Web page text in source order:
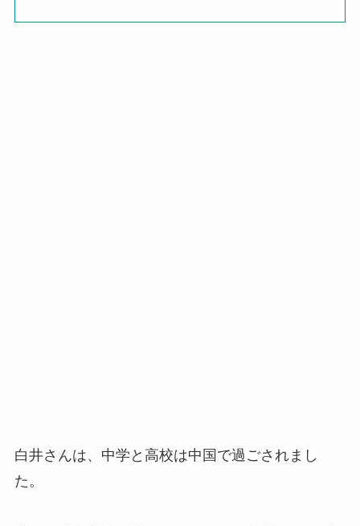
白井さんは、中学と高校は中国で過ごされまし
た。